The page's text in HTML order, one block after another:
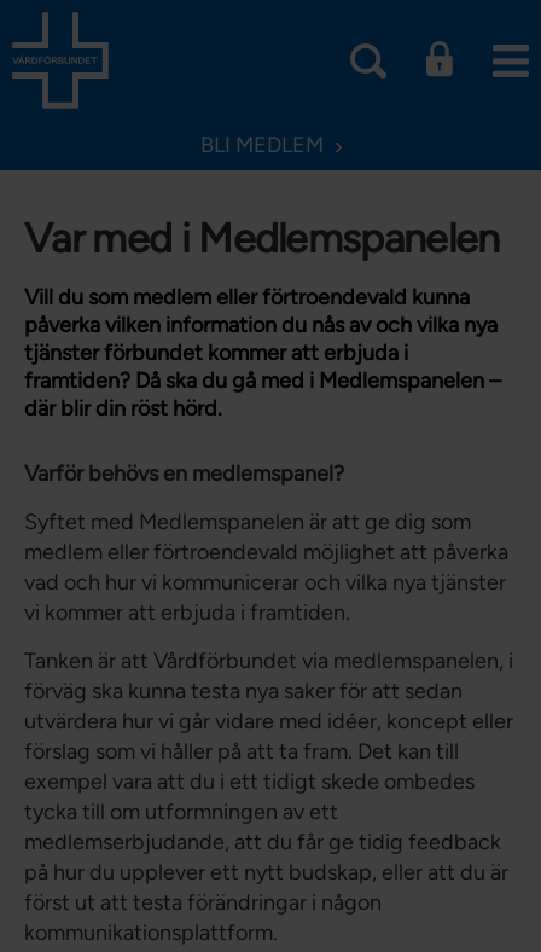
BLI MEDLEM
Var med i Medlemspanelen
Vill du som medlem eller förtroendevald kunna
påverka vilken information du nås av och vilka nya
tjänster förbundet kommer att erbjuda i
framtiden? Då ska du gå med i Medlemspanelen –
där blir din röst hörd.
Varför behövs en medlemspanel?
Syftet med Medlemspanelen är att ge dig som
medlem eller förtroendevald möjlighet att påverka
vad och hur vi kommunicerar och vilka nya tjänster
vi kommer att erbjuda i framtiden.
Tanken är att Vårdförbundet via medlemspanelen, i
förväg ska kunna testa nya saker för att sedan
utvärdera hur vi går vidare med idéer, koncept eller
förslag som vi håller på att ta fram. Det kan till
exempel vara att du i ett tidigt skede ombedes
tycka till om utformningen av ett
medlemserbjudande, att du får ge tidig feedback
på hur du upplever ett nytt budskap, eller att du är
först ut att testa förändringar i någon
kommunikationsplattform.